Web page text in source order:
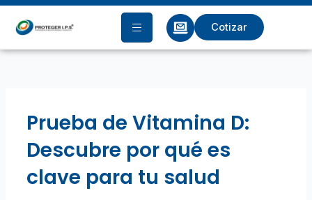
Ir
contenido
Cotizar
Prueba de Vitamina D:
Descubre por qué es
clave para tu salud